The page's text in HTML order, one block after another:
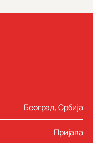
Београд, Србија
Пријава